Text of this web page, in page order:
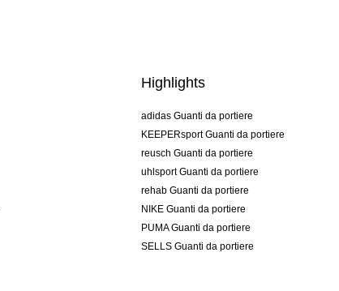
Highlights
adidas Guanti da portiere
KEEPERsport Guanti da portiere
reusch Guanti da portiere
uhlsport Guanti da portiere
rehab Guanti da portiere
NIKE Guanti da portiere
PUMA Guanti da portiere
SELLS Guanti da portiere